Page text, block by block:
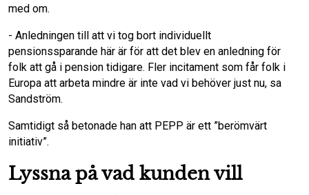
med om.
- Anledningen till att vi tog bort individuellt
pensionssparande här är för att det blev en anledning för
folk att gå i pension tidigare. Fler incitament som får folk i
Europa att arbeta mindre är inte vad vi behöver just nu, sa
Sandström.
Samtidigt så betonade han att PEPP är ett ”berömvärt
initiativ”.
Lyssna på vad kunden vill